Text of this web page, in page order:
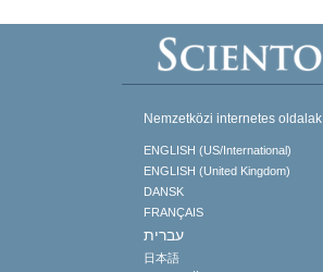
Nemzetközi internetes oldalak
ENGLISH (US/International)
ENGLISH (United Kingdom)
DANSK
FRANÇAIS
עברית
日本語